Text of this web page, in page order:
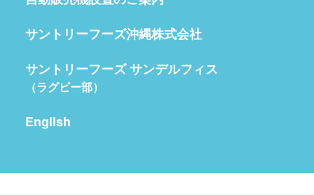
サントリーフーズ沖縄株式会社
サントリーフーズ サンデルフィス
（ラグビー部）
English